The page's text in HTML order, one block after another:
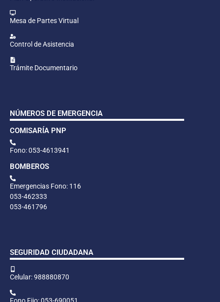
Mesa de Partes Virtual
Control de Asistencia
Trámite Documentario
NÚMEROS DE EMERGENCIA
COMISARÍA PNP
Fono: 053-4613941
BOMBEROS
Emergencias Fono: 116
053-462333
053-461796
SEGURIDAD CIUDADANA
Celular: 988880870
Fono Fijo: 053-690051